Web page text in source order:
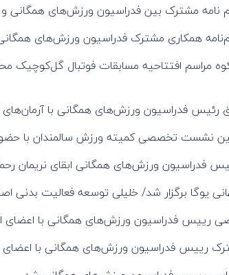
نامه مشترک بین فدراسیون ورزش‌های همگانی و
همکاری مشترک فدراسیون ورزش‌های همگانی
مراسم افتتاحیه مسابقات فوتبال
رئیس فدراسیون ورزش‌های همگانی با آرمان‌های
نشست تخصصی کمیته ورزش سالمندان با
فدراسیون ورزش‌های همگانی ابقای نریمان
یوگا برگزار شد/ خلیلی توسعه فعالیت
رییس فدراسیون ورزش‌های همگانی با اعضای
رییس فدراسیون ورزش‌های همگانی با اعضای